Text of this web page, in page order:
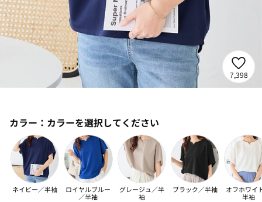
7,398
カラー： カラーを選択してください
ネイビー／半袖
ロイヤルブルー
／半袖
グレージュ／半
袖
ブラック／半袖
オフホワイ
半袖